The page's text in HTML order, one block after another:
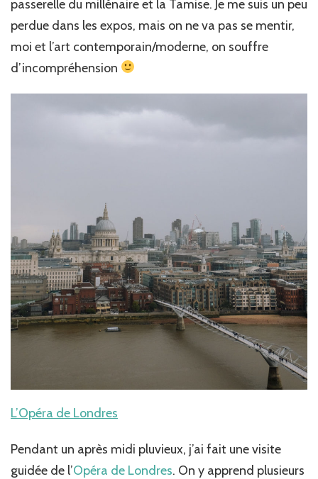
passerelle du millénaire et la Tamise. Je me suis un peu
perdue dans les expos, mais on ne va pas se mentir,
moi et l’art contemporain/moderne, on souffre
d’incompréhension
L’Opéra de Londres
Pendant un après midi pluvieux, j’ai fait une visite
guidée de l’Opéra de Londres. On y apprend plusieurs